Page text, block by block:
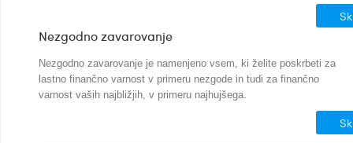
Nezgodno zavarovanje
Nezgodno zavarovanje je namenjeno vsem, ki želite poskrbeti za
lastno finančno varnost v primeru nezgode in tudi za finančno
varnost vaših najbližjih, v primeru najhujšega.